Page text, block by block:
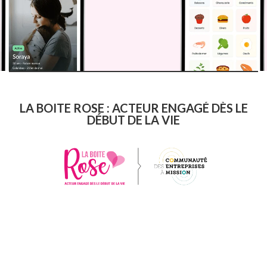
LA BOITE ROSE : ACTEUR ENGAGÉ DÈS LE
DÉBUT DE LA VIE